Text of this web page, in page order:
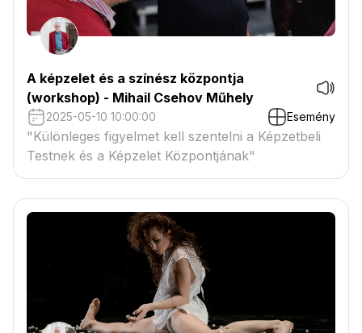
A képzelet és a színész központja
(workshop) - Mihail Csehov Műhely
2025-05-10 10:00:00 Esemény
"Különleges figyelmet kell szentelni a Képzetbeli
Testnek és a Képzelet Központjának"